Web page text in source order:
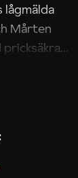
lågmälda
Mårten
omsätta